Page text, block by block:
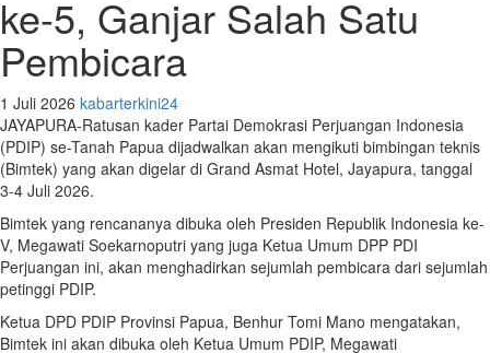
ke-5, Ganjar Salah Satu
Pembicara
1 Juli 2026 kabarterkini24
JAYAPURA-Ratusan kader Partai Demokrasi Perjuangan Indonesia
(PDIP) se-Tanah Papua dijadwalkan akan mengikuti bimbingan teknis
(Bimtek) yang akan digelar di Grand Asmat Hotel, Jayapura, tanggal
3-4 Juli 2026.
Bimtek yang rencananya dibuka oleh Presiden Republik Indonesia ke-
V, Megawati Soekarnoputri yang juga Ketua Umum DPP PDI
Perjuangan ini, akan menghadirkan sejumlah pembicara dari sejumlah
petinggi PDIP.
Ketua DPD PDIP Provinsi Papua, Benhur Tomi Mano mengatakan,
Bimtek ini akan dibuka oleh Ketua Umum PDIP, Megawati